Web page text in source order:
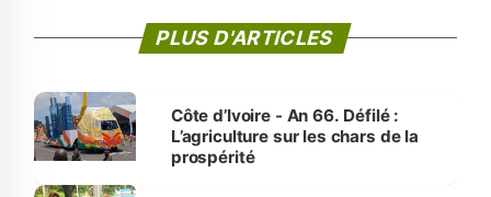
PLUS D'ARTICLES
Côte d’Ivoire - An 66. Défilé :
L’agriculture sur les chars de la
prospérité